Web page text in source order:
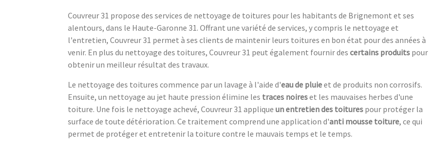
Couvreur 31 propose des services de nettoyage de toitures pour les habitants de Brignemont et ses
alentours, dans le Haute-Garonne 31. Offrant une variété de services, y compris le nettoyage et
l'entretien, Couvreur 31 permet à ses clients de maintenir leurs toitures en bon état pour des années à
venir. En plus du nettoyage des toitures, Couvreur 31 peut également fournir des certains produits pour
obtenir un meilleur résultat des travaux.
Le nettoyage des toitures commence par un lavage à l'aide d'eau de pluieet de produits non corrosifs.
Ensuite, un nettoyage au jet haute pression élimine les traces noireset les mauvaises herbes d'une
toiture. Une fois le nettoyage achevé, Couvreur 31 applique un entretien des toitures pour protéger la
surface de toute détérioration. Ce traitement comprend une application d'anti mousse toiture, ce qui
permet de protéger et entretenir la toiture contre le mauvais temps et le temps.